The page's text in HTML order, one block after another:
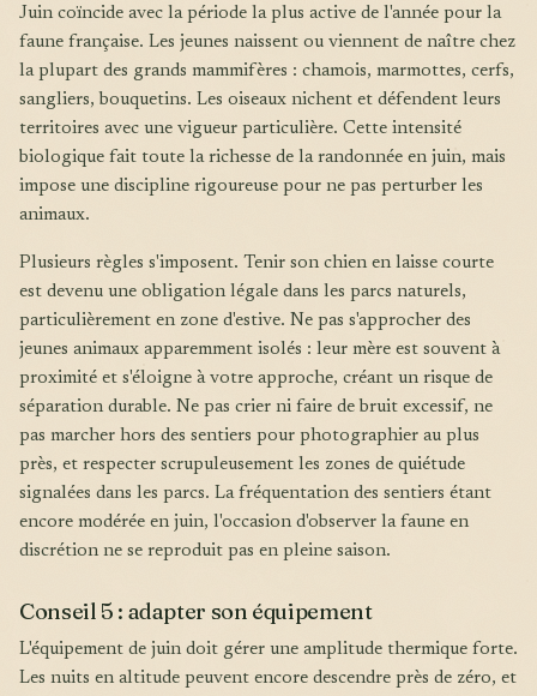
Juin coïncide avec la période la plus active de l'année pour la
faune française. Les jeunes naissent ou viennent de naître chez
la plupart des grands mammifères : chamois, marmottes, cerfs,
sangliers, bouquetins. Les oiseaux nichent et défendent leurs
territoires avec une vigueur particulière. Cette intensité
biologique fait toute la richesse de la randonnée en juin, mais
impose une discipline rigoureuse pour ne pas perturber les
animaux.
Plusieurs règles s'imposent. Tenir son chien en laisse courte
est devenu une obligation légale dans les parcs naturels,
particulièrement en zone d'estive. Ne pas s'approcher des
jeunes animaux apparemment isolés : leur mère est souvent à
proximité et s'éloigne à votre approche, créant un risque de
séparation durable. Ne pas crier ni faire de bruit excessif, ne
pas marcher hors des sentiers pour photographier au plus
près, et respecter scrupuleusement les zones de quiétude
signalées dans les parcs. La fréquentation des sentiers étant
encore modérée en juin, l'occasion d'observer la faune en
discrétion ne se reproduit pas en pleine saison.
Conseil 5 : adapter son équipement
L'équipement de juin doit gérer une amplitude thermique forte.
Les nuits en altitude peuvent encore descendre près de zéro, et